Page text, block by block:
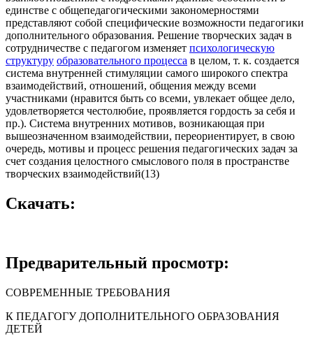
единстве с общепедагогическими закономерностями
представляют собой специфические возможности педагогики
дополнительного образования. Решение творческих задач в
сотрудничестве с педагогом изменяет психологическую
структуру образовательного процесса в целом, т. к. создается
система внутренней стимуляции самого широкого спектра
взаимодействий, отношений, общения между всеми
участниками (нравится быть со всеми, увлекает общее дело,
удовлетворяется честолюбие, проявляется гордость за себя и
пр.). Система внутренних мотивов, возникающая при
вышеозначенном взаимодействии, переориентирует, в свою
очередь, мотивы и процесс решения педагогических задач за
счет создания целостного смыслового поля в пространстве
творческих взаимодействий(13)
Скачать:
Предварительный просмотр:
СОВРЕМЕННЫЕ ТРЕБОВАНИЯ
К ПЕДАГОГУ ДОПОЛНИТЕЛЬНОГО ОБРАЗОВАНИЯ
ДЕТЕЙ